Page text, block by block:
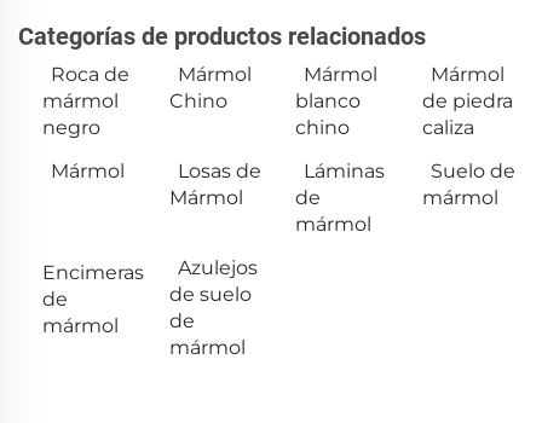
Categorías de productos relacionados
Roca de
mármol
negro
Mármol
Chino
Mármol
blanco
chino
Mármol
de piedra
caliza
Mármol
Losas de
Mármol
Láminas
de
mármol
Suelo de
mármol
Encimeras
de
mármol
Azulejos
de suelo
de
mármol